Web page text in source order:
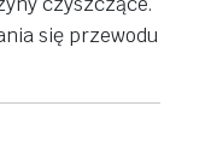
się przewodu